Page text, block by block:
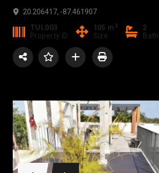
20.206417, -87.461907
TUL003
Property ID
105 m 2
Size
2